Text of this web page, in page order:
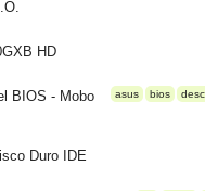
HD
asus bios
BIOS - Mobo
Duro IDE